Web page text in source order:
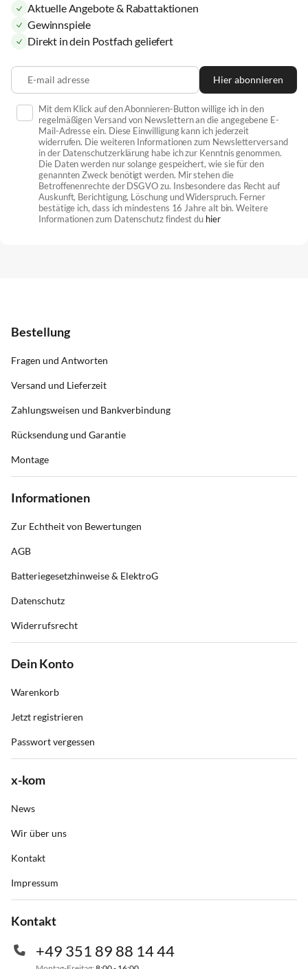
Aktuelle Angebote & Rabattaktionen
Gewinnspiele
Direkt in dein Postfach geliefert
E-mail adresse Hier abonnieren
Mit dem Klick auf den Abonnieren-Button willige ich in den
regelmäßigen Versand von Newslettern an die angegebene E-
Mail-Adresse ein. Diese Einwilligung kann ich jederzeit
widerrufen. Die weiteren Informationen zum Newsletterversand
in der Datenschutzerklärung habe ich zur Kenntnis genommen.
Die Daten werden nur solange gespeichert, wie sie für den
genannten Zweck benötigt werden. Mir stehen die
Betroffenenrechte der DSGVO zu. Insbesondere das Recht auf
Auskunft, Berichtigung, Löschung und Widerspruch. Ferner
bestätige ich, dass ich mindestens 16 Jahre alt bin. Weitere
Informationen zum Datenschutz findest du hier
Bestellung
Fragen und Antworten
Versand und Lieferzeit
Zahlungsweisen und Bankverbindung
Rücksendung und Garantie
Montage
Informationen
Zur Echtheit von Bewertungen
AGB
Batteriegesetzhinweise & ElektroG
Datenschutz
Widerrufsrecht
Dein Konto
Warenkorb
Jetzt registrieren
Passwort vergessen
x-kom
News
Wir über uns
Kontakt
Impressum
Kontakt
+49 351 89 88 14 44